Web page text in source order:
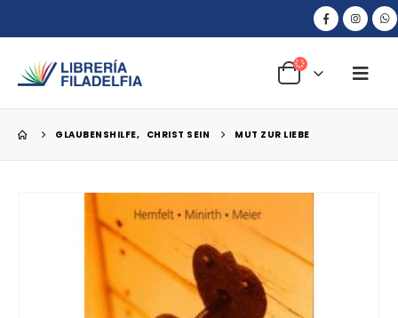
GLAUBENSHILFE, CHRIST SEIN MUT ZUR LIEBE